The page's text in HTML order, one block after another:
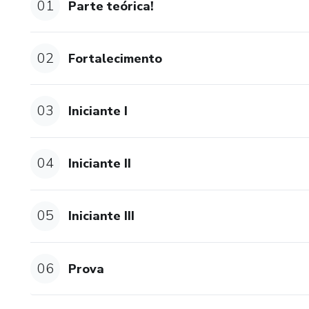
01 Parte teórica!
02 Fortalecimento
03 Iniciante I
04 Iniciante II
05 Iniciante III
06 Prova